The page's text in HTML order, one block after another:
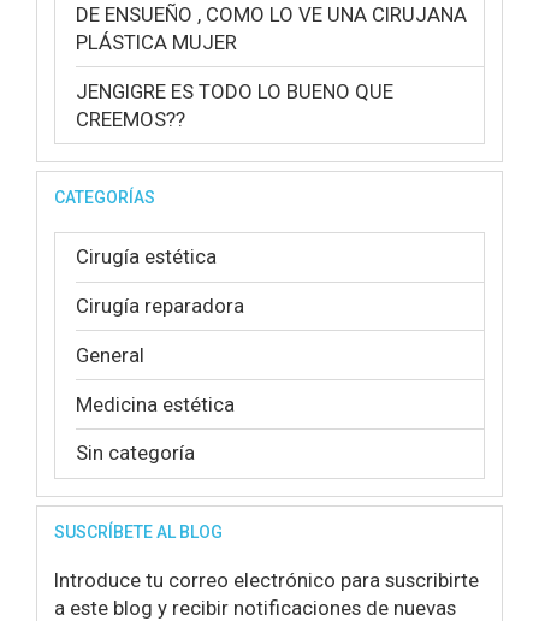
DE ENSUEÑO , COMO LO VE UNA CIRUJANA
PLÁSTICA MUJER
JENGIGRE ES TODO LO BUENO QUE
CREEMOS??
CATEGORÍAS
Cirugía estética
Cirugía reparadora
General
Medicina estética
Sin categoría
SUSCRÍBETE AL BLOG
Introduce tu correo electrónico para suscribirte
a este blog y recibir notificaciones de nuevas